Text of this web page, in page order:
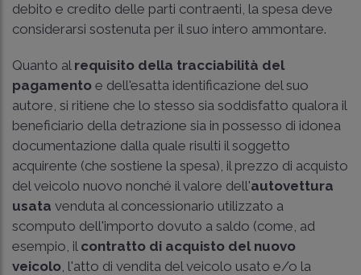
debito e credito delle parti contraenti, la spesa deve
considerarsi sostenuta per il suo intero ammontare.
Quanto al requisito della tracciabilità del
pagamento e dell'esatta identificazione del suo
autore, si ritiene che lo stesso sia soddisfatto qualora il
beneficiario della detrazione sia in possesso di idonea
documentazione dalla quale risulti il soggetto
acquirente (che sostiene la spesa), il prezzo di acquisto
del veicolo nuovo nonché il valore dell'autovettura
usata venduta al concessionario utilizzato a
scomputo dell'importo dovuto a saldo (come, ad
esempio, il contratto di acquisto del nuovo
veicolo, l'atto di vendita del veicolo usato e/o la